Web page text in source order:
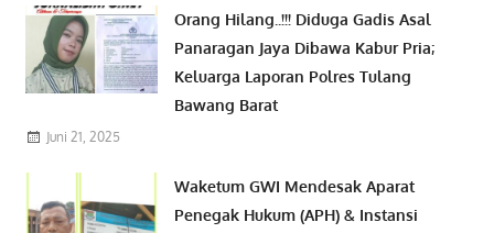
Orang Hilang..!!! Diduga Gadis Asal
Panaragan Jaya Dibawa Kabur Pria;
Keluarga Laporan Polres Tulang
Bawang Barat
Juni 21, 2025
Waketum GWI Mendesak Aparat
Penegak Hukum (APH) & Instansi